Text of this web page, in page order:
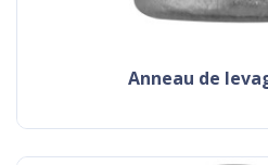
anneau de